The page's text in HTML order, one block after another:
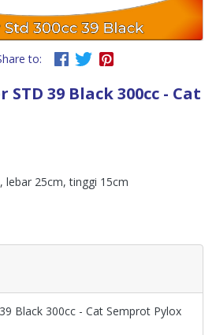
to:
STD 39 Black 300cc - Cat
lebar 25cm, tinggi 15cm
Black 300cc - Cat Semprot Pylox